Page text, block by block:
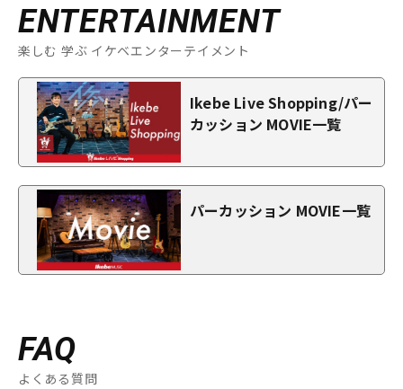
ENTERTAINMENT
楽しむ 学ぶ イケベエンターテイメント
Ikebe Live Shopping/パー
カッション MOVIE一覧
パーカッション MOVIE一覧
FAQ
よくある質問